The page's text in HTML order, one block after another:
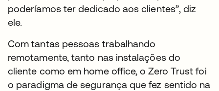
poderíamos ter dedicado aos clientes”, diz
ele.
Com tantas pessoas trabalhando
remotamente, tanto nas instalações do
cliente como em home office, o Zero Trust foi
o paradigma de segurança que fez sentido na